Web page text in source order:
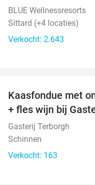
BLUE Wellnessresorts
Sittard (+4 locaties)
Verkocht: 2.643
Kaasfondue met
+ fles wijn bij
Gasterij Terborgh
Schinnen
Verkocht: 163